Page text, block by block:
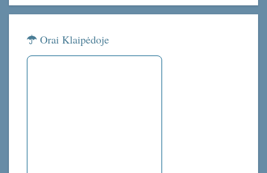
Orai Klaipėdoje